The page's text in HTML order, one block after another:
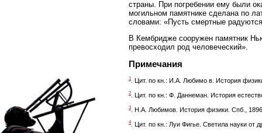
страны. При погребении ему были
могильном памятнике сделана по
словами: «Пусть смертные
В Кембридже сооружен памятник
превосходил род человеческий».
Примечания
1 . Цит. по кн.: И.А. Любимо в. История
2 . Цит. по кн.: Ф. Даннеман. История
3 . Н.А. Любимов. История физики. Спб.,
4. Цит. по кн.: Луи Фигье. Светила науки от